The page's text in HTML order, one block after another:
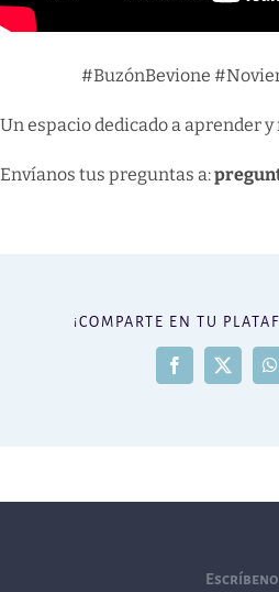
#BuzónBevione
Un espacio dedicado a aprender y
Envíanos tus preguntas a:
¡COMPARTE EN TU
Facebook
X